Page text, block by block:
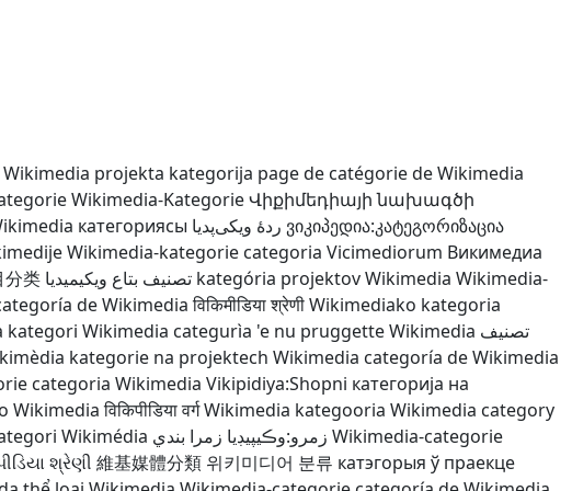
Wikimedia projekta kategorija page de catégorie de Wikimedia
Wikimedia-KategorieՎիքիմեդիայի նախագծի
категориясы ردهٔ ویکی‌پدیا ვიკიპედია:კატეგორიზაცია
Wikimedia-kategorie categoria Vicimediorum Викимедиа
分类 تصنيف بتاع ويكيميديا kategória projektov Wikimedia Wikimedia-
de Wikimedia विकिमीडिया श्रेणीWikimediako kategoria
kategori Wikimedia categurìa 'e nu pruggette Wikimedia تصنيف
kategorie na projektech Wikimedia categoría de Wikimedia
categoria Wikimedia Vikipidiya:Shopni категорија на
Wikimedia विकिपीडिया वर्गWikimedia kategooria Wikimedia category
Wikimédia زمرو:وڪيپيڊيا زمرا بندي Wikimedia-categorie
શ્રેણી 維基媒體分類 위키미디어 분류 катэгорыя ў праекце